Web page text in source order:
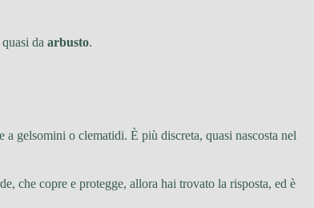
da arbusto.
gelsomini o clematidi. È più discreta, quasi nascosta nel
che copre e protegge, allora hai trovato la risposta, ed è